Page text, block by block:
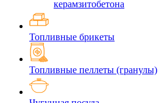
керамзитобетона
Топливные брикеты
Топливные пеллеты (гранулы)